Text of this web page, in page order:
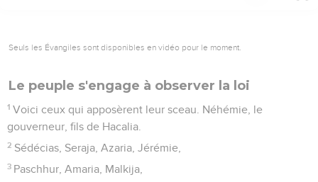
Seuls les Évangiles sont disponibles en vidéo pour le moment.
Le peuple s'engage à observer la loi
1 Voici ceux qui apposèrent leur sceau. Néhémie, le
gouverneur, fils de Hacalia.
2 Sédécias, Seraja, Azaria, Jérémie,
3 Paschhur, Amaria, Malkija,